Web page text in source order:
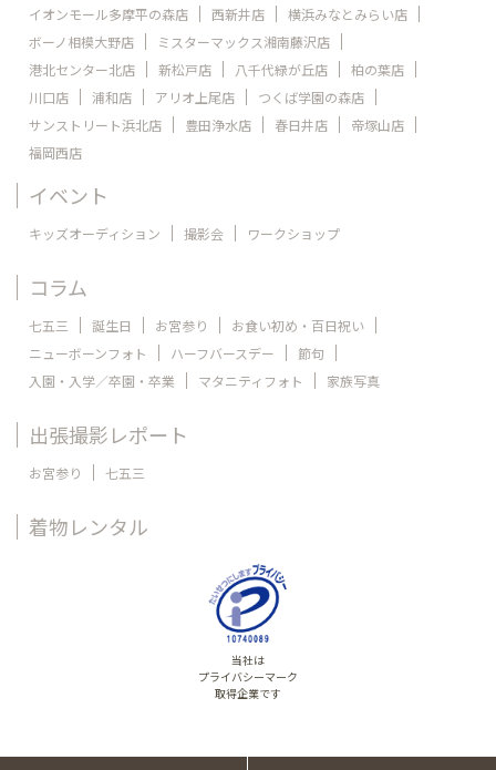
イオンモール多摩平の森店
西新井店
横浜みなとみらい店
ボーノ相模大野店
ミスターマックス湘南藤沢店
港北センター北店
新松戸店 八千代緑が丘店
柏の葉店
川口店
浦和店 アリオ上尾店
つくば学園の森店
サンストリート浜北店
豊田浄水店 春日井店
帝塚山店
福岡西店
イベント
キッズオーディション 撮影会 ワークショップ
コラム
七五三 誕生日 お宮参り
お食い初め・百日祝い
ニューボーンフォト
ハーフバースデー
節句
入園・入学／卒園・卒業
マタニティフォト 家族写真
出張撮影レポート
お宮参り 七五三
着物レンタル
当社は
プライバシーマーク
取得企業です